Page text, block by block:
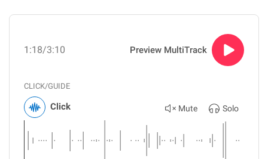
1:18/3:10 Preview MultiTrack
CLICK/GUIDE
Click Mute Solo